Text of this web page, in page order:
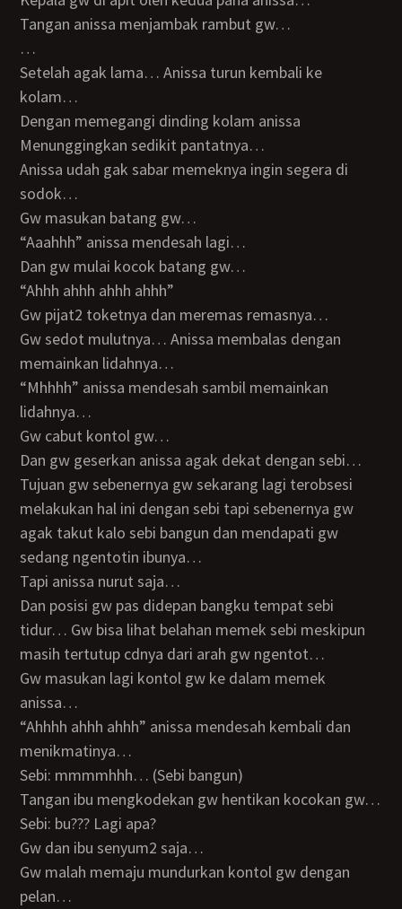
Tangan anissa menjambak rambut gw…
…
Setelah agak lama… Anissa turun kembali ke
kolam…
Dengan memegangi dinding kolam anissa
Menunggingkan sedikit pantatnya…
Anissa udah gak sabar memeknya ingin segera di
sodok…
Gw masukan batang gw…
“Aaahhh” anissa mendesah lagi…
Dan gw mulai kocok batang gw…
“Ahhh ahhh ahhh ahhh”
Gw pijat2 toketnya dan meremas remasnya…
Gw sedot mulutnya… Anissa membalas dengan
memainkan lidahnya…
“Mhhhh” anissa mendesah sambil memainkan
lidahnya…
Gw cabut kontol gw…
Dan gw geserkan anissa agak dekat dengan sebi…
Tujuan gw sebenernya gw sekarang lagi terobsesi
melakukan hal ini dengan sebi tapi sebenernya gw
agak takut kalo sebi bangun dan mendapati gw
sedang ngentotin ibunya…
Tapi anissa nurut saja…
Dan posisi gw pas didepan bangku tempat sebi
tidur… Gw bisa lihat belahan memek sebi meskipun
masih tertutup cdnya dari arah gw ngentot…
Gw masukan lagi kontol gw ke dalam memek
anissa…
“ahhhh ahhh ahhh” anissa mendesah kembali dan
menikmatinya…
Sebi: mmmmhhh… (Sebi bangun)
Tangan ibu mengkodekan gw hentikan kocokan gw…
Sebi: bu??? Lagi apa?
Gw dan ibu senyum2 saja…
Gw malah memaju mundurkan kontol gw dengan
pelan…